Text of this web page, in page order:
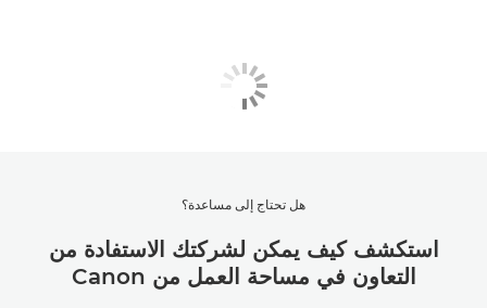
هل تحتاج إلى مساعدة؟
استكشف كيف يمكن لشركتك الاستفادة من
التعاون في مساحة العمل من Canon